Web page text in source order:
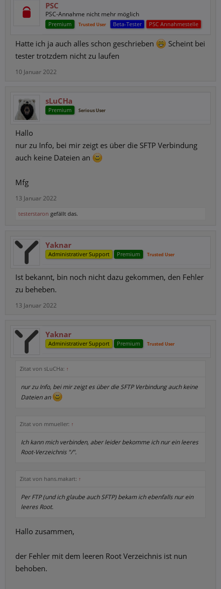
PSC
PSC-Annahme nicht mehr möglich
Premium Trusted User Beta-Tester PSC Annahmestelle
Hatte ich ja auch alles schon geschrieben
Scheint bei
tester trotzdem nicht zu laufen
10 Januar 2022
sLuCHa
Premium Serious User
Hallo
nur zu Info, bei mir zeigt es über die SFTP Verbindung
auch keine Dateien an
Mfg
13 Januar 2022
testerstaron gefällt das.
Yaknar
Administrativer Support Premium Trusted User
Ist bekannt, bin noch nicht dazu gekommen, den Fehler
zu beheben.
13 Januar 2022
Yaknar
Administrativer Support Premium Trusted User
Zitat von sLuCHa: ↑
nur zu Info, bei mir zeigt es über die SFTP Verbindung auch keine
Dateien an
Zitat von mmueller: ↑
Ich kann mich verbinden, aber leider bekomme ich nur ein leeres
Root-Verzeichnis "/".
Zitat von hans.makart: ↑
Per FTP (und ich glaube auch SFTP) bekam ich ebenfalls nur ein
leeres Root.
Hallo zusammen,
der Fehler mit dem leeren Root Verzeichnis ist nun
behoben.